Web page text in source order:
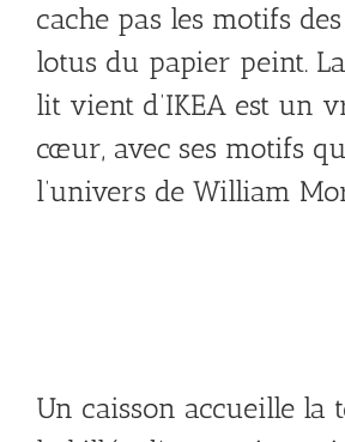
cache pas les motifs
lotus du papier peint.
lit vient d’IKEA est un
cœur, avec ses motifs
l’univers de William
Un caisson accueille la